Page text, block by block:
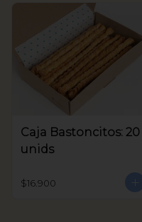
Caja Bastoncitos: 20
unids
$16.900